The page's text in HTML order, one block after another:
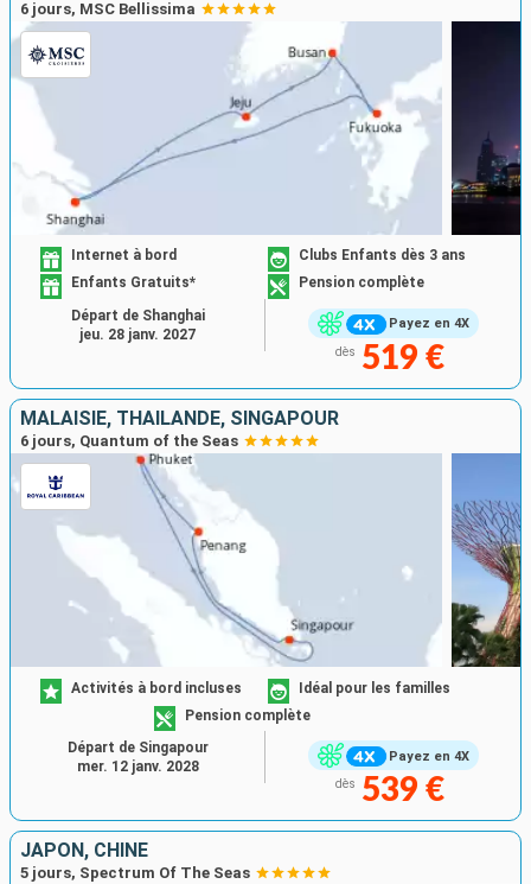
6 jours, MSC Bellissima
Payez en 4X
Internet à bord
Clubs Enfants dès 3 ans
Enfants Gratuits*
Pension complète
dès 519 €
Départ de Shanghai
jeu. 28 janv. 2027
MALAISIE, THAÏLANDE, SINGAPOUR
6 jours, Quantum of the Seas
Payez en 4X
Activités à bord incluses
Idéal pour les familles
Pension complète
dès 539 €
Départ de Singapour
mer. 12 janv. 2028
JAPON, CHINE
5 jours, Spectrum Of The Seas